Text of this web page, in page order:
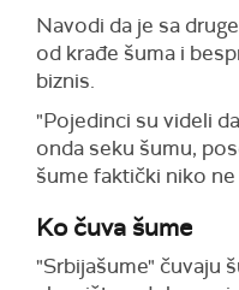
Navodi da je sa
od krađe šuma i
biznis.
"Pojedinci su videli
onda seku šumu,
šume faktički niko
Ko čuva šume
"Srbijašume" čuvaju